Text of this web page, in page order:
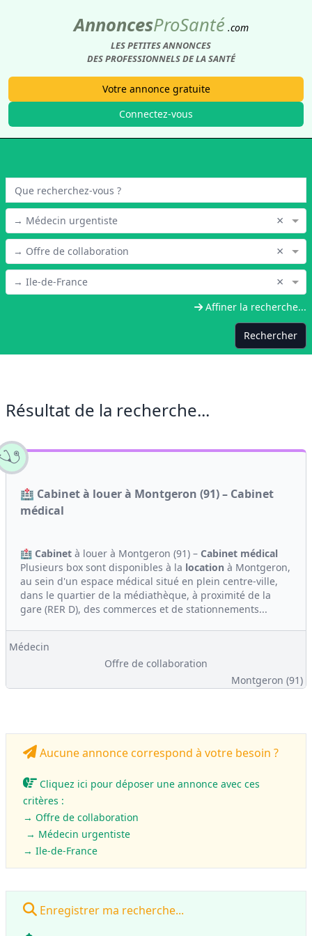
AnnoncesProSanté .com
LES PETITES ANNONCES
DES PROFESSIONNELS DE LA SANTÉ
Votre annonce gratuite
Connectez-vous
→ Médecin urgentiste ×
→ Offre de collaboration ×
→ Ile-de-France ×
Affiner la recherche...
Rechercher
Résultat de la recherche...
🏥 Cabinet à louer à Montgeron (91) – Cabinet
médical
🏥 Cabinet à louer à Montgeron (91) – Cabinet médical
Plusieurs box sont disponibles à la location à Montgeron,
au sein d'un espace médical situé en plein centre-ville,
dans le quartier de la médiathèque, à proximité de la
gare (RER D), des commerces et de stationnements...
Médecin
Offre de collaboration
Montgeron (91)
Aucune annonce correspond à votre besoin ?
Cliquez ici pour déposer une annonce avec ces
critères :
→ Offre de collaboration
→ Médecin urgentiste
→ Ile-de-France
Enregistrer ma recherche...